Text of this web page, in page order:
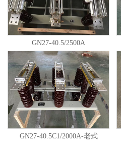
GN27-40.5/2500A
GN27-40.5C1/2000A-老式